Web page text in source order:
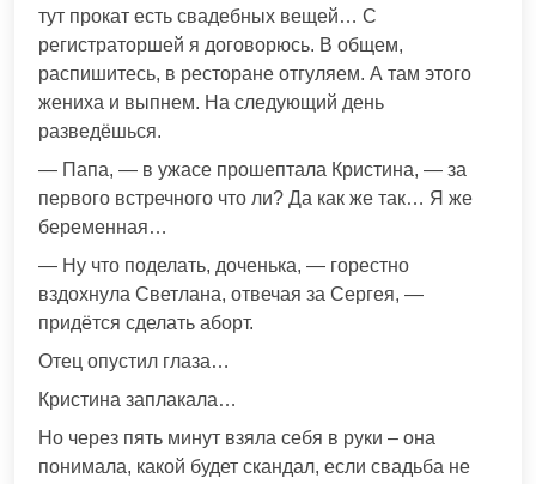
тут прокат есть свадебных вещей… С
регистраторшей я договорюсь. В общем,
распишитесь, в ресторане отгуляем. А там этого
жениха и выпнем. На следующий день
разведёшься.
— Папа, — в ужасе прошептала Кристина, — за
первого встречного что ли? Да как же так… Я же
беременная…
— Ну что поделать, доченька, — горестно
вздохнула Светлана, отвечая за Сергея, —
придётся сделать аборт.
Отец опустил глаза…
Кристина заплакала…
Но через пять минут взяла себя в руки – она
понимала, какой будет скандал, если свадьба не